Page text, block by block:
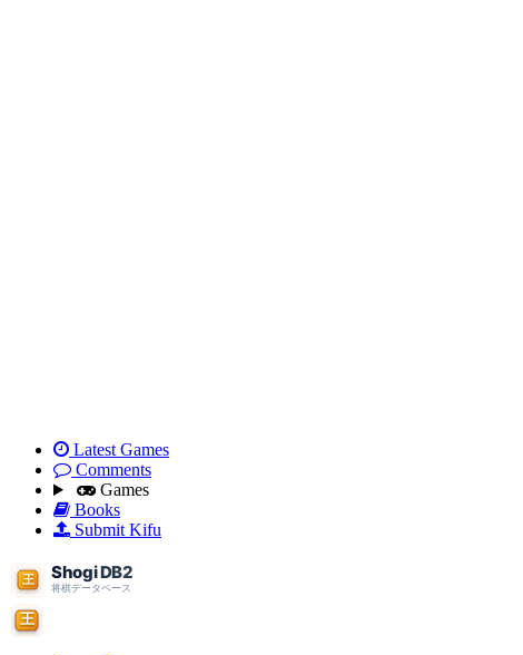
Latest Games
Comments
Games
Books
Submit Kifu